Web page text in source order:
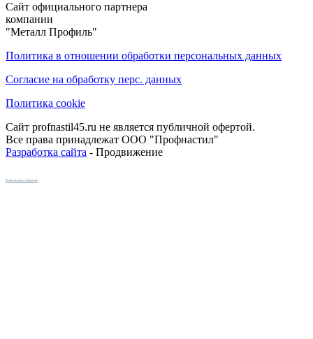
Сайт официального партнера
компании
"Металл Профиль"
Политика в отношении обработки персональных данных
Согласие на обработку перс. данных
Политика cookie
Сайт profnastil45.ru не является публичной офертой.
Все права принадлежат ООО "Профнастил"
Разработка сайта - Продвижение
Кухни на заказ в Кургане